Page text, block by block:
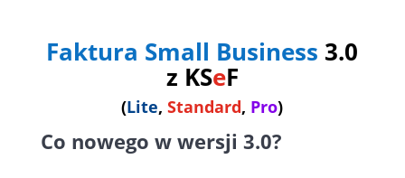
Faktura Small Business 3.0
z KSeF
(Lite,Standard, Pro)
Co nowego w wersji 3.0?